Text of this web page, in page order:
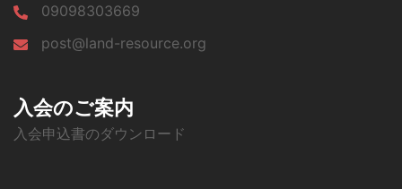
09098303669
post@land-resource.org
入会のご案内
入会申込書のダウンロード